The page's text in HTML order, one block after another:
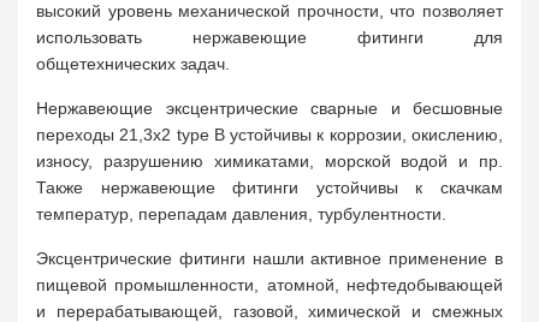
высокий уровень механической прочности, что позволяет
использовать нержавеющие фитинги для
общетехнических задач.
Нержавеющие эксцентрические сварные и бесшовные
переходы 21,3х2 type B устойчивы к коррозии, окислению,
износу, разрушению химикатами, морской водой и пр.
Также нержавеющие фитинги устойчивы к скачкам
температур, перепадам давления, турбулентности.
Эксцентрические фитинги нашли активное применение в
пищевой промышленности, атомной, нефтедобывающей
и перерабатывающей, газовой, химической и смежных